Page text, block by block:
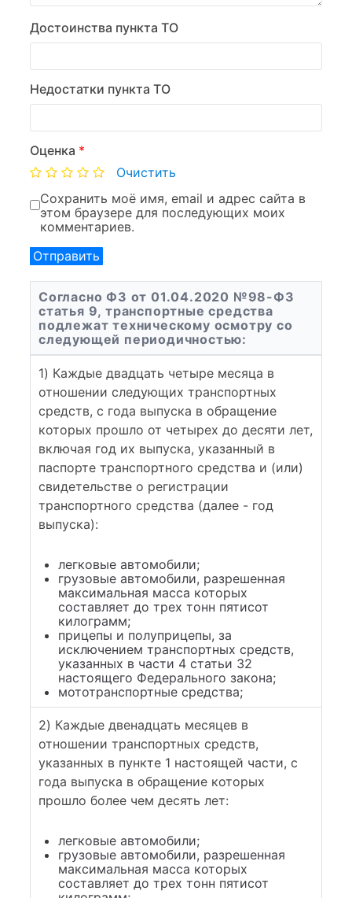
Достоинства пункта ТО
Недостатки пункта ТО
Оценка *
Очистить
Сохранить моё имя, email и адрес сайта в
этом браузере для последующих моих
комментариев.
Согласно ФЗ от 01.04.2020 №98-ФЗ
статья 9, транспортные средства
подлежат техническому осмотру со
следующей периодичностью:
1) Каждые двадцать четыре месяца в
отношении следующих транспортных
средств, с года выпуска в обращение
которых прошло от четырех до десяти лет,
включая год их выпуска, указанный в
паспорте транспортного средства и (или)
свидетельстве о регистрации
транспортного средства (далее - год
выпуска):
легковые автомобили;
грузовые автомобили, разрешенная
максимальная масса которых
составляет до трех тонн пятисот
килограмм;
прицепы и полуприцепы, за
исключением транспортных средств,
указанных в части 4 статьи 32
настоящего Федерального закона;
мототранспортные средства;
2) Каждые двенадцать месяцев в
отношении транспортных средств,
указанных в пункте 1 настоящей части, с
года выпуска в обращение которых
прошло более чем десять лет:
легковые автомобили;
грузовые автомобили, разрешенная
максимальная масса которых
составляет до трех тонн пятисот